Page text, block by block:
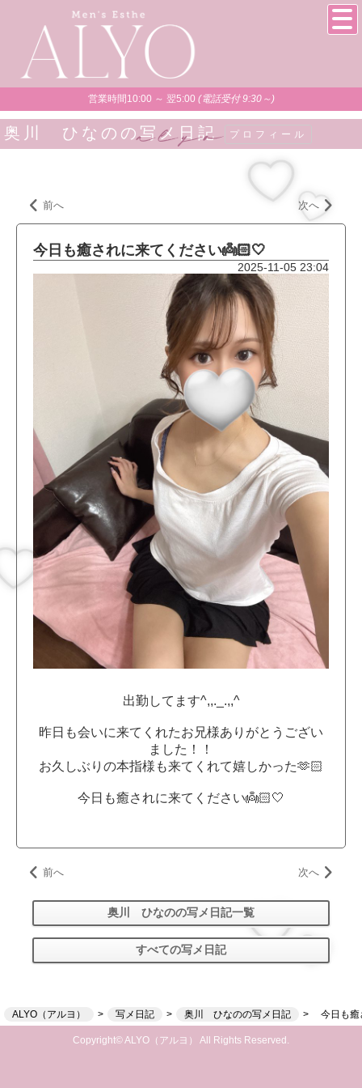
営業時間10:00 ～ 翌5:00 (電話受付 9:30～)
奥川 ひなのの写メ日記 プロフィール
前へ 次へ
今日も癒されに来てください👼🏻🤍
2025-11-05 23:04
出勤してます^,,._.,,^
昨日も会いに来てくれたお兄様ありがとうござい
ました！！
お久しぶりの本指様も来てくれて嬉しかった🫶🏻
今日も癒されに来てください👼🏻🤍
前へ 次へ
奥川 ひなのの写メ日記一覧
すべての写メ日記
ALYO（アルヨ） 写メ日記 奥川 ひなのの写メ日記 今日も癒
Copyright© ALYO（アルヨ） All Rights Reserved.